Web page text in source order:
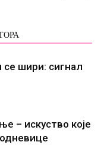
се шири: сигнал
– искуство које